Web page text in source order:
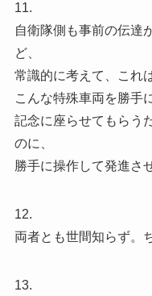
11.
自衛隊側も事前の伝達
ど、
常識的に考えて、これ
こんな特殊車両を勝手
記念に座らせてもらう
のに、
勝手に操作して発進さ
12.
両者とも世間知らず。
13.